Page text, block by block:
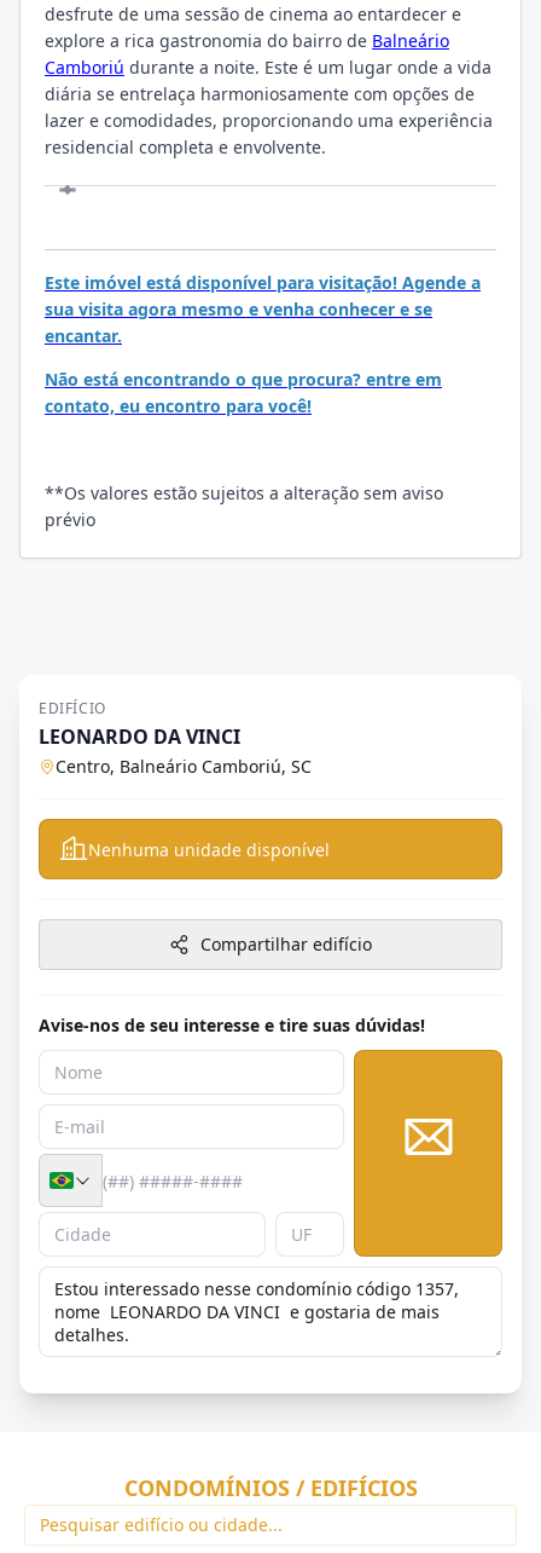
desfrute de uma sessão de cinema ao entardecer e
explore a rica gastronomia do bairro de Balneário
Camboriú durante a noite. Este é um lugar onde a vida
diária se entrelaça harmoniosamente com opções de
lazer e comodidades, proporcionando uma experiência
residencial completa e envolvente.
Este imóvel está disponível para visitação! Agende a
sua visita agora mesmo e venha conhecer e se
encantar.
Não está encontrando o que procura? entre em
contato, eu encontro para você!
**Os valores estão sujeitos a alteração sem aviso
prévio
EDIFÍCIO
LEONARDO DA VINCI
Centro, Balneário Camboriú, SC
Nenhuma unidade disponível
Compartilhar edifício
Avise-nos de seu interesse e tire suas dúvidas!
CONDOMÍNIOS / EDIFÍCIOS